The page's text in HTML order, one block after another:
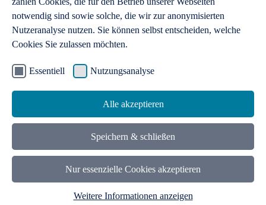
notwendig sind sowie solche, die wir zur anonymisierten
Nutzeranalyse nutzen. Sie können selbst entscheiden, welche
Cookies Sie zulassen möchten.
Essentiell Nutzungsanalyse
Alle akzeptieren
Speichern & schließen
Nur essenzielle Cookies akzeptieren
Weitere Informationen anzeigen
.de-Domains
Mit einer .de-Domain erhalten Ideen eine Bühne